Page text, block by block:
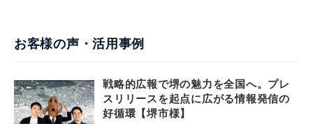
お客様の声・活用事例
戦略的広報で堺の魅力を全国へ。プレ
スリリースを起点に広がる情報発信の
好循環【堺市様】